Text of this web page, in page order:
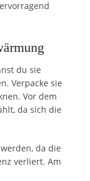
du sie
Verpacke sie
Vor dem
da sich die
da die
verliert. Am